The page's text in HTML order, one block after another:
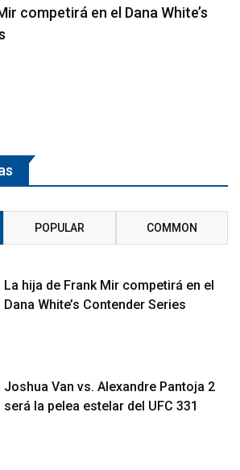
Pantoja 2 será la pelea
POPULAR COMMON
La hija de Frank Mir competirá en el
Dana White’s Contender Series
Joshua Van vs. Alexandre Pantoja 2
será la pelea estelar del UFC 331